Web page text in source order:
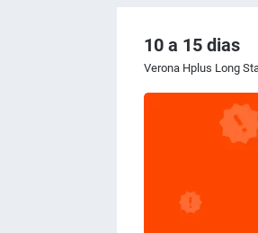
10 a 15 dias
Verona Hplus Long